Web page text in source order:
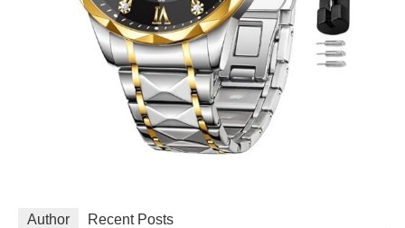
Author Recent Posts